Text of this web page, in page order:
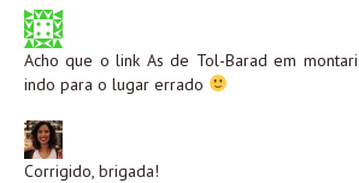
Acho que o link As de Tol-Barad em
indo para o lugar errado
Corrigido, brigada!